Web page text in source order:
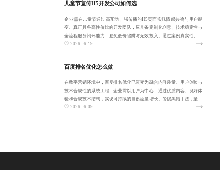
儿童节宣传H5开发公司如何选
企业需在儿童节通过高互动、强传播的H5页面实现情感共鸣与用户裂
变。真正具备高性价比的开发团队，应具备定制化创意、技术稳定性与
全流程服务闭环能力，避免低价陷阱与无效投入。通过案例真实性、需
求理解深度与售
2026-06-19
百度排名优化怎么做
在数字营销环境中，百度排名优化已演变为融合内容质量、用户体验与
技术合规性的系统工程。企业需以用户为中心，通过优质内容、良好体
验和合规技术结构，实现可持续的自然流量增长。警惕黑帽手法，坚持
科学策略，构建
2026-06-09